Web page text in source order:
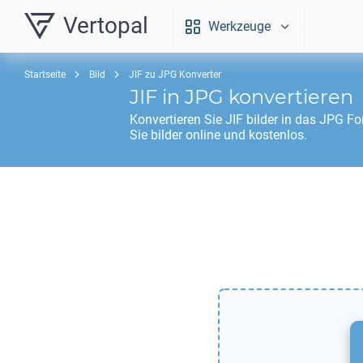
Vertopal Werkzeuge
Startseite Bild JIF zu JPG Konverter
JIF in JPG konvertieren
Konvertieren Sie JIF bilder in das JPG
Sie bilder online und kostenlos.